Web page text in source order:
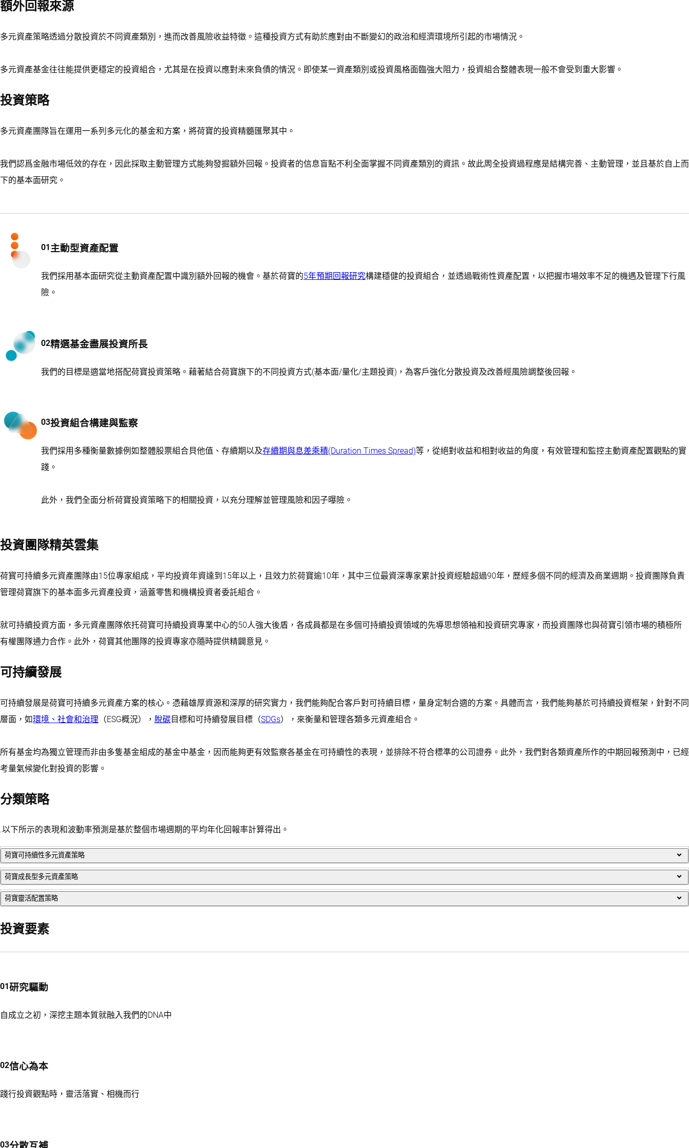
額外回報來源
多元資產策略透過分散投資於不同資產類別，進而改善風險收益特徵。這種投資方式有助於應對由不斷變幻的政治和經濟環境所引起的市場情況。
多元資產基金往往能提供更穩定的投資組合，尤其是在投資以應對未來負債的情況。即使某一資產類別或投資風格面臨強大阻力，投資組合整體表現一般不會受到重大影響。
投資策略
多元資產團隊旨在運用一系列多元化的基金和方案，將荷寶的投資精髓匯聚其中。
我們認爲金融市場低效的存在，因此採取主動管理方式能夠發掘額外回報。投資者的信息盲點不利全面掌握不同資產類別的資訊。故此周全投資過程應是結構完善、主動管理，並且基於自上而
下的基本面研究。
主動型資產配置
我們採用基本面研究從主動資產配置中識別額外回報的機會。基於荷寶的5年預期回報研究構建穩健的投資組合，並透過戰術性資產配置，以把握市場效率不足的機遇及管理下行風
險。
精選基金盡展投資所長
我們的目標是適當地搭配荷寶投資策略。藉著結合荷寶旗下的不同投資方式(基本面/量化/主題投資)，為客戶強化分散投資及改善經風險調整後回報。
投資組合構建與監察
我們採用多種衡量數據例如整體股票組合貝他值、存續期以及存續期與息差乘積(Duration Times Spread)等，從絕對收益和相對收益的角度，有效管理和監控主動資產配置觀點的實
踐。
此外，我們全面分析荷寶投資策略下的相關投資，以充分理解並管理風險和因子曝險。
投資團隊精英雲集
荷寳可持續多元資產團隊由15位專家組成，平均投資年資達到15年以上，且效力於荷寶逾10年，其中三位最資深專家累計投資經驗超過90年，歷經多個不同的經濟及商業週期。投資團隊負責
管理荷寶旗下的基本面多元資產投資，涵蓋零售和機構投資者委託組合。
就可持續投資方面，多元資產團隊依托荷寶可持續投資專業中心的50人強大後盾，各成員都是在多個可持續投資領域的先導思想領袖和投資研究專家，而投資團隊也與荷寶引領市場的積極所
有權團隊通力合作。此外，荷寶其他團隊的投資專家亦隨時提供精闢意見。
可持續發展
可持續發展是荷寶可持續多元資產方案的核心。憑藉雄厚資源和深厚的研究實力，我們能夠配合客戶對可持續目標，量身定制合適的方案。具體而言，我們能夠基於可持續投資框架，針對不同
層面，如環境、社會和治理 （ESG概況）， 脫碳目標和可持續發展目標（SDGs），來衡量和管理各類多元資產組合。
所有基金均為獨立管理而非由多隻基金組成的基金中基金，因而能夠更有效監察各基金在可持續性的表現，並排除不符合標準的公司證券。此外，我們對各類資產所作的中期回報預測中，已經
考量氣候變化對投資的影響。
分類策略
.以下所示的表現和波動率預測是基於整個市場週期的平均年化回報率計算得出。
荷寶可持續性多元資產策略
此平衡型投資策略是在防範下行風險的主旨下，主動投資於債券以獲取穩定的5%收益，並且主要藉著股票投資以獲取資本增值，其目標波動率為7%。
荷寶成長型多元資產策略
此投資策略的風險水平較高，目標是在低於股票投資的風險下，獲取類似股票投資的回報，其目標平均年回報率為7%或以上，而目標波動率為12%。
荷寶靈活配置策略
此策略旨在獲取比現金市場利率多4%的年回報率，而與以上三項策略不同，此策略不受傳統基準所約束。
投資要素
研究驅動
自成立之初，深挖主題本質就融入我們的DNA中
信心為本
踐行投資觀點時，靈活落實、相機而行